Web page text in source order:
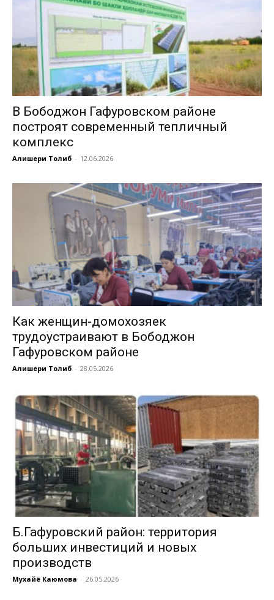
В Бободжон Гафуровском районе
построят современный тепличный
комплекс
Алишери Толиб - 12.06.2026
Как женщин-домохозяек
трудоустраивают в Бободжон
Гафуровском районе
Алишери Толиб - 28.05.2026
Б.Гафуровский район: территория
больших инвестиций и новых
производств
Мухайё Каюмова - 26.05.2026